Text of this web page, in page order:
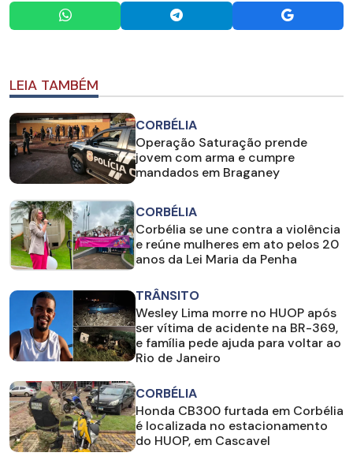
LEIA TAMBÉM
CORBÉLIA
Operação Saturação prende
jovem com arma e cumpre
mandados em Braganey
CORBÉLIA
Corbélia se une contra a violência
e reúne mulheres em ato pelos 20
anos da Lei Maria da Penha
TRÂNSITO
Wesley Lima morre no HUOP após
ser vítima de acidente na BR-369,
e família pede ajuda para voltar ao
Rio de Janeiro
CORBÉLIA
Honda CB300 furtada em Corbélia
é localizada no estacionamento
do HUOP, em Cascavel